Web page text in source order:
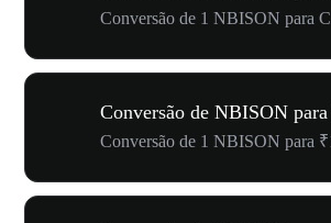
Conversão de 1 NBISON para
Conversão de NBISON
Conversão de 1 NBISON para